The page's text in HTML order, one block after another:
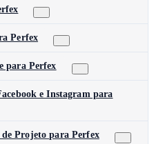
Perfex
para Perfex
e Instagram para
Projeto para Perfex